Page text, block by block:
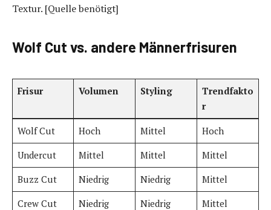
Textur. [Quelle benötigt]
Wolf Cut vs. andere Männerfrisuren
Frisur Volumen Styling
Trendfakto
r
Wolf Cut Hoch Mittel
Hoch
Undercut
Mittel Mittel
Mittel
Buzz Cut
Niedrig Niedrig
Mittel
Crew Cut
Niedrig Niedrig
Mittel